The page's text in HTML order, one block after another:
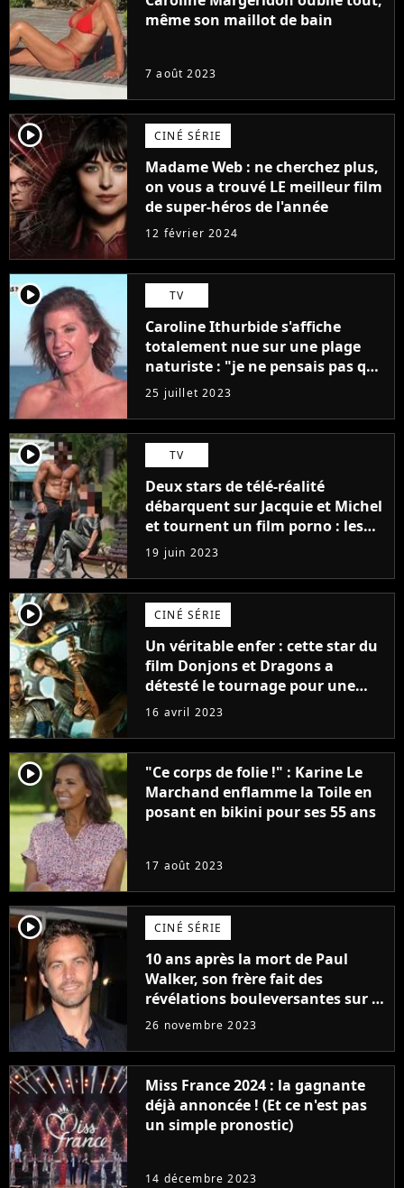
même son maillot de bain
7 août 2023
player2 CINÉ SÉRIE
Madame Web : ne cherchez plus,
on vous a trouvé LE meilleur film
de super-héros de l'année
12 février 2024
player2 TV
Caroline Ithurbide s'affiche
totalement nue sur une plage
naturiste : "je ne pensais pas que
j'arriverais à le faire..."
25 juillet 2023
player2 TV
Deux stars de télé-réalité
débarquent sur Jacquie et Michel
et tournent un film porno : les
premières images du tournage
(exclu)
19 juin 2023
player2 CINÉ SÉRIE
Un véritable enfer : cette star du
film Donjons et Dragons a
détesté le tournage pour une
raison très spéciale
16 avril 2023
player2
"Ce corps de folie !" : Karine Le
Marchand enflamme la Toile en
posant en bikini pour ses 55 ans
17 août 2023
player2 CINÉ SÉRIE
10 ans après la mort de Paul
Walker, son frère fait des
révélations bouleversantes sur la
réaction des acteurs de Fast and
26 novembre 2023
Miss France 2024 : la gagnante
déjà annoncée ! (Et ce n'est pas
un simple pronostic)
14 décembre 2023